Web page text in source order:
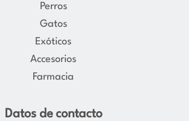
Perros
Gatos
Exóticos
Accesorios
Farmacia
Datos de contacto